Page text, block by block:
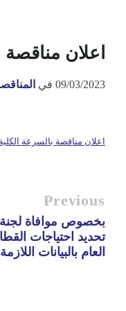
اعلان مناقصة
09/03/2023 في
اعلان مناقصة بالسرعة الكلية
Previous
بخصوص موافاة لجنة
تحديد احتياجات
العام بالبيانات اللازمة